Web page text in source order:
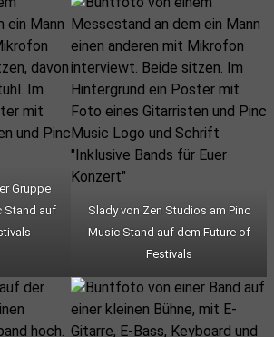
Gruppe
Stand auf
Slady von Zen Studios am Pinc
Music Stand auf dem Future of
Festivals